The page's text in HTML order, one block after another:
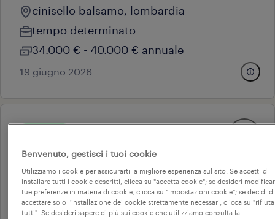
cinisello balsamo, lombardia
tempo determinato
34.000 € - 40.000 € annuale
19 giugno 2026
impiegato ufficio tecnico
concorezzo, lombardia
tempo indeterminato
34.000 € - 40.000 € annuale
Benvenuto, gestisci i tuoi cookie
Utilizziamo i cookie per assicurarti la migliore esperienza sul sito. Se accetti di
installare tutti i cookie descritti, clicca su "accetta cookie"; se desideri
tue preferenze in materia di cookie, clicca su "impostazioni cookie"; se decidi di
accettare solo l'installazione dei cookie strettamente necessari, clicca su "rifiuta
tutti". Se desideri sapere di più sui cookie che utilizziamo consulta la